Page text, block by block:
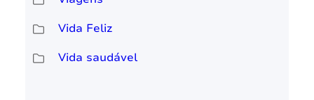
Vida Feliz
Vida saudável